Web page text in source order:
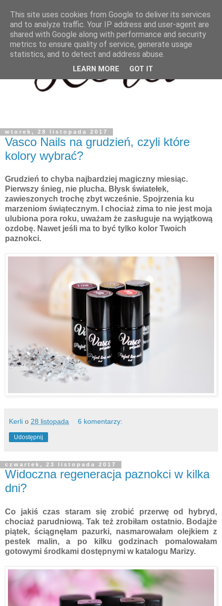
wtorek, 28 listopada 2017
Vasco Nails na grudzień, czyli które
kolory wybrać?
Grudzień to chyba najbardziej magiczny miesiąc.
Pierwszy śnieg, nie plucha. Błysk światełek,
zawieszonych trochę zbyt wcześnie. Spojrzenia ku
marzeniom świątecznym. I chociaż zima to nie jest moja
ulubiona pora roku, uważam że zasługuje na wyjątkową
ozdobę. Nawet jeśli ma to być tylko kolor Twoich
paznokci.
Kerli o 28 listopada 6 komentarzy:
Udostępnij
czwartek, 23 listopada 2017
Widoczna regeneracja paznokci w kilka
dni?
Co jakiś czas staram się zrobić przerwę od hybryd,
chociaż parudniową. Tak też zrobiłam ostatnio. Bodajże
piątek, ściągnęłam pazurki, nasmarowałam olejkiem z
pestek malin, a po kilku godzinach pomalowałam
gotowymi środkami dostępnymi w katalogu Marizy.
This site uses cookies from Google to deliver its services
and to analyze traffic. Your IP address and user-agent are
shared with Google along with performance and security
metrics to ensure quality of service, generate usage
statistics, and to detect and address abuse.
LEARN MORE GOT IT